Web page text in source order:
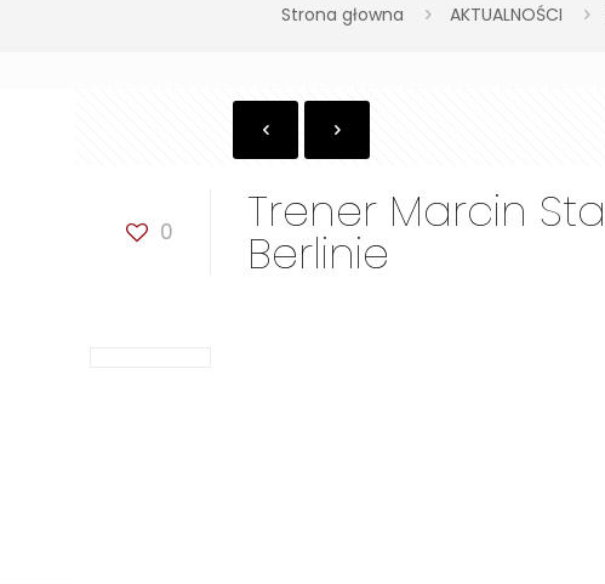
Strona głowna AKTUALNOŚCI
0 Trener Marcin
Berlinie